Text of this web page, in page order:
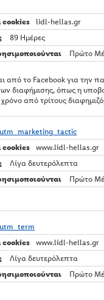
lidl-hellas.gr
89 Ημέρες
Πρώτο
από το Facebook για την
διαφήμισης, όπως η
από τρίτους
www.lidl-hellas.gr
Λίγα δευτερόλεπτα
Πρώτο
www.lidl-hellas.gr
Λίγα δευτερόλεπτα
Πρώτο